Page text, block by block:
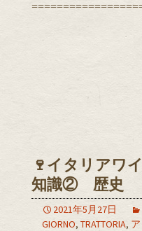
🍷イタリアワ
知識② 歴史
2021年5月27日
GIORNO, TRATTORIA,